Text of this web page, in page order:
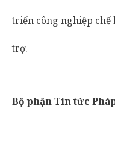
triển công nghiệp chế
trợ.
Bộ phận Tin tức